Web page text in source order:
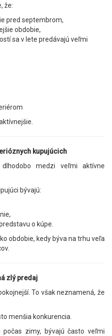
že:
pred septembrom,
obdobie,
sa v lete predávajú veľmi
kupujúcich
medzi veľmi aktívne
bývajú:
o kúpe.
obdobie, kedy býva na trhu veľa
zlý predaj
To však neznamená, že
menšia konkurencia.
zimy, bývajú často veľmi